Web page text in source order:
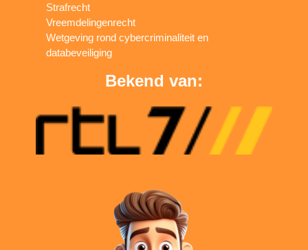
Strafrecht
Vreemdelingenrecht
Wetgeving rond cybercriminaliteit en
databeveiliging
Bekend van: